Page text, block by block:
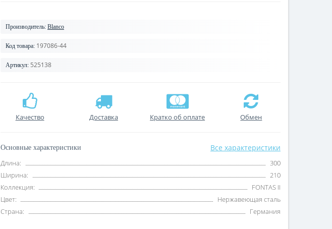
Производитель: Blanco
Код товара: 197086-44
Артикул: 525138
Качество Доставка Кратко об оплате Обмен
Основные характеристики Все характеристики
Длина:
300
Ширина:
210
Коллекция:
FONTAS II
Цвет:
Нержавеющая сталь
Страна:
Германия